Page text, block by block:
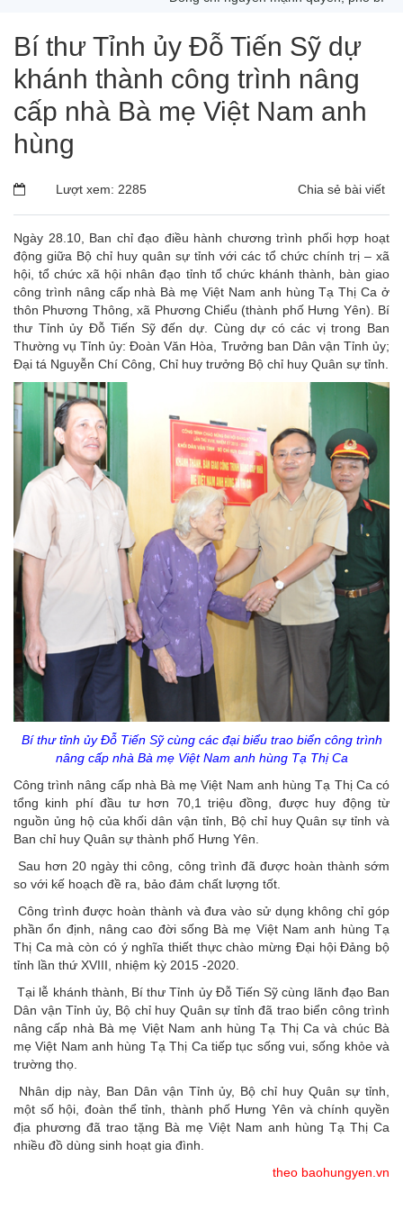
Bí thư Tỉnh ủy Đỗ Tiến Sỹ dự
khánh thành công trình nâng
cấp nhà Bà mẹ Việt Nam anh
hùng
Lượt xem: 2285 Chia sẻ bài viết
Ngày 28.10, Ban chỉ đạo điều hành chương trình phối hợp hoạt
động giữa Bộ chỉ huy quân sự tỉnh với các tổ chức chính trị – xã
hội, tổ chức xã hội nhân đạo tỉnh tổ chức khánh thành, bàn giao
công trình nâng cấp nhà Bà mẹ Việt Nam anh hùng Tạ Thị Ca ở
thôn Phương Thông, xã Phương Chiểu (thành phố Hưng Yên). Bí
thư Tỉnh ủy Đỗ Tiến Sỹ đến dự. Cùng dự có các vị trong Ban
Thường vụ Tỉnh ủy: Đoàn Văn Hòa, Trưởng ban Dân vận Tỉnh ủy;
Đại tá Nguyễn Chí Công, Chỉ huy trưởng Bộ chỉ huy Quân sự tỉnh.
Bí thư tỉnh ủy Đỗ Tiến Sỹ cùng các đại biểu trao biển công trình
nâng cấp nhà Bà mẹ Việt Nam anh hùng Tạ Thị Ca
Công trình nâng cấp nhà Bà mẹ Việt Nam anh hùng Tạ Thị Ca có
tổng kinh phí đầu tư hơn 70,1 triệu đồng, được huy động từ
nguồn ủng hộ của khối dân vận tỉnh, Bộ chỉ huy Quân sự tỉnh và
Ban chỉ huy Quân sự thành phố Hưng Yên.
Sau hơn 20 ngày thi công, công trình đã được hoàn thành sớm
so với kế hoạch đề ra, bảo đảm chất lượng tốt.
Công trình được hoàn thành và đưa vào sử dụng không chỉ góp
phần ổn định, nâng cao đời sống Bà mẹ Việt Nam anh hùng Tạ
Thị Ca mà còn có ý nghĩa thiết thực chào mừng Đại hội Đảng bộ
tỉnh lần thứ XVIII, nhiệm kỳ 2015 -2020.
Tại lễ khánh thành, Bí thư Tỉnh ủy Đỗ Tiến Sỹ cùng lãnh đạo Ban
Dân vận Tỉnh ủy, Bộ chỉ huy Quân sự tỉnh đã trao biển công trình
nâng cấp nhà Bà mẹ Việt Nam anh hùng Tạ Thị Ca và chúc Bà
mẹ Việt Nam anh hùng Tạ Thị Ca tiếp tục sống vui, sống khỏe và
trường thọ.
Nhân dịp này, Ban Dân vận Tỉnh ủy, Bộ chỉ huy Quân sự tỉnh,
một số hội, đoàn thể tỉnh, thành phố Hưng Yên và chính quyền
địa phương đã trao tặng Bà mẹ Việt Nam anh hùng Tạ Thị Ca
nhiều đồ dùng sinh hoạt gia đình.
theo baohungyen.vn